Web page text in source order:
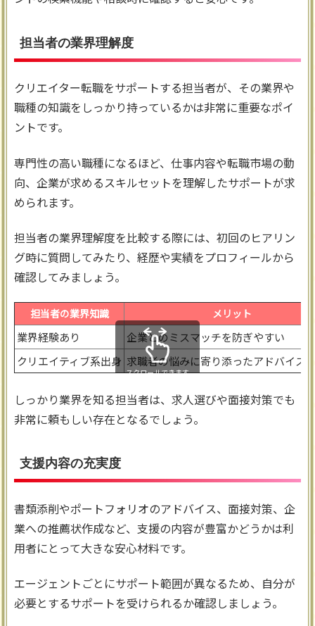
担当者の業界理解度
クリエイター転職をサポートする担当者が、その業界や
職種の知識をしっかり持っているかは非常に重要なポイ
ントです。
専門性の高い職種になるほど、仕事内容や転職市場の動
向、企業が求めるスキルセットを理解したサポートが求
められます。
担当者の業界理解度を比較する際には、初回のヒアリン
グ時に質問してみたり、経歴や実績をプロフィールから
確認してみましょう。
担当者の業界知識 メリット
業界経験あり
企業とのミスマッチを防ぎやすい
クリエイティブ系出身 求職者の悩みに寄り添ったアドバイス
スクロールできます
しっかり業界を知る担当者は、求人選びや面接対策でも
非常に頼もしい存在となるでしょう。
支援内容の充実度
書類添削やポートフォリオのアドバイス、面接対策、企
業への推薦状作成など、支援の内容が豊富かどうかは利
用者にとって大きな安心材料です。
エージェントごとにサポート範囲が異なるため、自分が
必要とするサポートを受けられるか確認しましょう。